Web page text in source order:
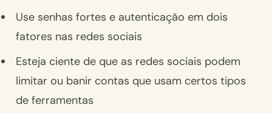
Use senhas fortes e autenticação em dois
fatores nas redes sociais
Esteja ciente de que as redes sociais podem
limitar ou banir contas que usam certos tipos
de ferramentas